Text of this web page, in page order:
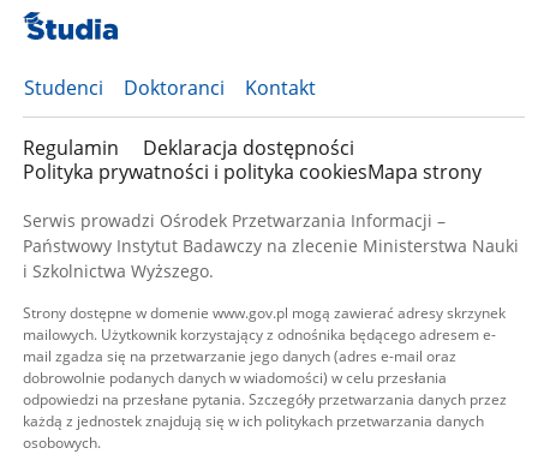
Studenci Doktoranci Kontakt
Regulamin
Deklaracja dostępności
Polityka prywatności i polityka cookiesMapa strony
Serwis prowadzi Ośrodek Przetwarzania Informacji –
Państwowy Instytut Badawczy na zlecenie Ministerstwa Nauki
i Szkolnictwa Wyższego.
Strony dostępne w domenie www.gov.pl mogą zawierać adresy skrzynek
mailowych. Użytkownik korzystający z odnośnika będącego adresem e-
mail zgadza się na przetwarzanie jego danych (adres e-mail oraz
dobrowolnie podanych danych w wiadomości) w celu przesłania
odpowiedzi na przesłane pytania. Szczegóły przetwarzania danych przez
każdą z jednostek znajdują się w ich politykach przetwarzania danych
osobowych.